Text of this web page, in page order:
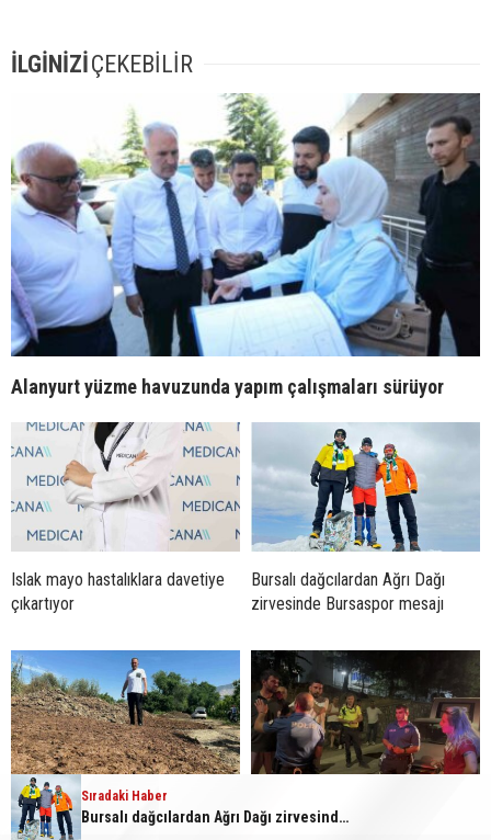
İLGİNİZİÇEKEBİLİR
Alanyurt yüzme havuzunda yapım çalışmaları sürüyor
Islak mayo hastalıklara davetiye
çıkartıyor
Bursalı dağcılardan Ağrı Dağı
zirvesinde Bursaspor mesajı
Sıfır kimyasal sıfır maliyet:
Bedava hayvansal gübreyle
Mahalleyi savaş alanına çevirdi,
alkollü kadın sürücü karıştığı
Sıradaki Haber
Bursalı dağcılardan Ağrı Dağı zirvesinde Bursaspor mesajı